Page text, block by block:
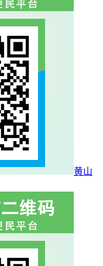
黄山